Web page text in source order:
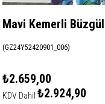
Mavi Kemerli
(GZ24Y52420901_006)
₺2.659,00
KDV Dahil ₺2.924,90